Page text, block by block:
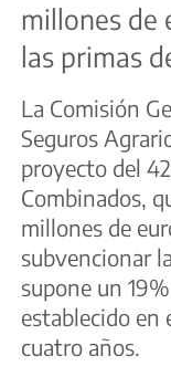
millones de
las primas
La Comisión
Seguros
proyecto del
Combinados,
millones de
subvencionar
supone un
establecido en
cuatro años.